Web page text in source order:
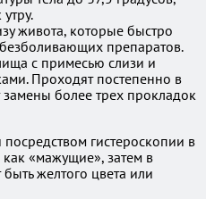
живота, которые быстро
препаратов.
с примесью слизи и
Проходят постепенно в
более трех прокладок
гистероскопии в
как «мажущие», затем в
желтого цвета или